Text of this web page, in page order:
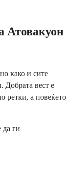
Атовакуон
како и сите
Добрата вест е
ретки, а повеќето
да ги